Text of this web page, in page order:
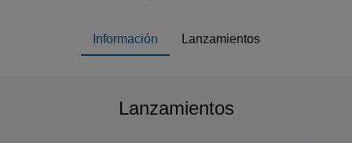
Información Lanzamientos
Lanzamientos